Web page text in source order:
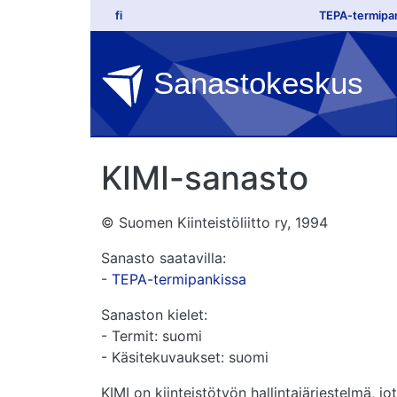
Hyppää pääsisältöön
fi Top
TEPA-
Sanastokeskus
KIMI-sanasto
© Suomen Kiinteistöliitto ry, 1994
Sanasto saatavilla:
- TEPA-termipankissa
Sanaston kielet:
- Termit: suomi
- Käsitekuvaukset: suomi
KIMI on kiinteistötyön hallintajärjestelmä,